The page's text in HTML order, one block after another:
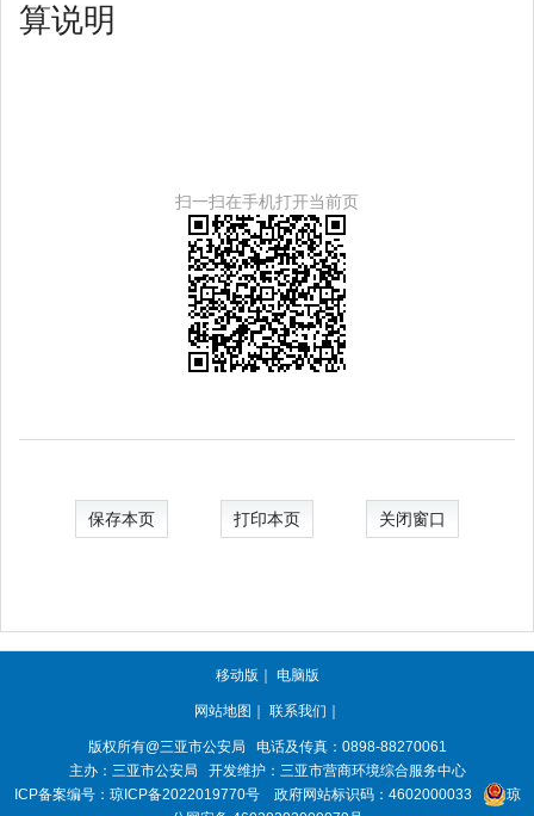
算说明
扫一扫在手机打开当前页
保存本页 打印本页 关闭窗口
移动版 ｜ 电脑版
网站地图 ｜ 联系我们 ｜
版权所有@三亚市公安局
电话及传真：0898-88270061
主办：三亚市公安局
开发维护：三亚市营商环境综合服务中心
ICP备案编号： 琼ICP备2022019770号 政府网站标识码： 4602000033
琼